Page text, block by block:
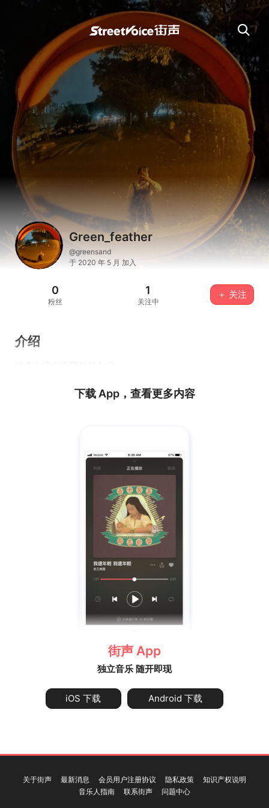
Green_feather
@greensand
于 2020 年 5 月 加入
0
粉丝
1
关注中
＋ 关注
介绍
下载 App，查看更多内容
街声 App
独立音乐 随开即现
iOS 下载 Android 下载
关于街声 最新消息 会员用户注册协议 隐私政策
知识产权说明
音乐人指南
联系街声 问题中心